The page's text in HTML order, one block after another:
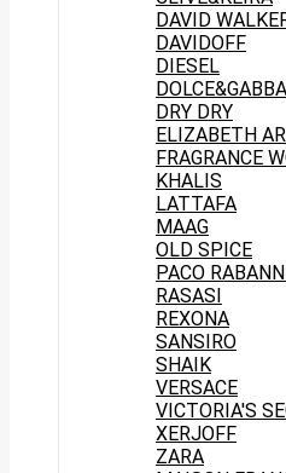
DAVID
DAVIDOFF
DIESEL
DRY DRY
ELIZABETH
FRAGRANCE
KHALIS
LATTAFA
MAAG
OLD SPICE
PACO
RASASI
REXONA
SANSIRO
SHAIK
VERSACE
VICTORIA'S
XERJOFF
ZARA